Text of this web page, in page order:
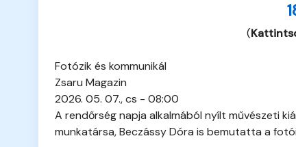
(
Fotózik és kommunikál
Zsaru Magazin
2026. 05. 07., cs - 08:00
A rendőrség napja alkalmából nyílt művészeti
munkatársa, Beczássy Dóra is bemutatta a